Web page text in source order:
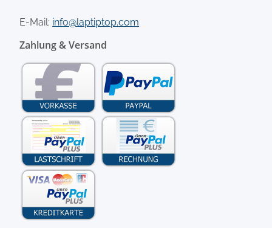
E-Mail: info@laptiptop.com
Zahlung & Versand